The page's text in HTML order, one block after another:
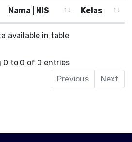
Nama | NIS Kelas
available in table
0 to 0 of 0 entries
Previous
Next